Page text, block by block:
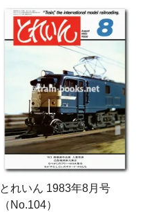
とれいん 1983年8月号
（No.104）